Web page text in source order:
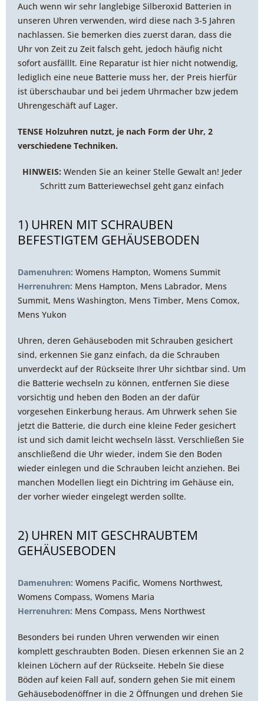
Auch wenn wir sehr langlebige Silberoxid Batterien in
unseren Uhren verwenden, wird diese nach 3-5 Jahren
nachlassen. Sie bemerken dies zuerst daran, dass die
Uhr von Zeit zu Zeit falsch geht, jedoch häufig nicht
sofort ausfälllt. Eine Reparatur ist hier nicht notwendig,
lediglich eine neue Batterie muss her, der Preis hierfür
ist überschaubar und bei jedem Uhrmacher bzw jedem
Uhrengeschäft auf Lager.
TENSE Holzuhren nutzt, je nach Form der Uhr, 2
verschiedene Techniken.
HINWEIS: Wenden Sie an keiner Stelle Gewalt an! Jeder
Schritt zum Batteriewechsel geht ganz einfach
1) UHREN MIT SCHRAUBEN
BEFESTIGTEM GEHÄUSEBODEN
Damenuhren: Womens Hampton, Womens Summit
Herrenuhren: Mens Hampton, Mens Labrador, Mens
Summit, Mens Washington, Mens Timber, Mens Comox,
Mens Yukon
Uhren, deren Gehäuseboden mit Schrauben gesichert
sind, erkennen Sie ganz einfach, da die Schrauben
unverdeckt auf der Rückseite Ihrer Uhr sichtbar sind. Um
die Batterie wechseln zu können, entfernen Sie diese
vorsichtig und heben den Boden an der dafür
vorgesehen Einkerbung heraus. Am Uhrwerk sehen Sie
jetzt die Batterie, die durch eine kleine Feder gesichert
ist und sich damit leicht wechseln lässt. Verschließen Sie
anschließend die Uhr wieder, indem Sie den Boden
wieder einlegen und die Schrauben leicht anziehen. Bei
manchen Modellen liegt ein Dichtring im Gehäuse ein,
der vorher wieder eingelegt werden sollte.
2) UHREN MIT GESCHRAUBTEM
GEHÄUSEBODEN
Damenuhren: Womens Pacific, Womens Northwest,
Womens Compass, Womens Maria
Herrenuhren: Mens Compass, Mens Northwest
Besonders bei runden Uhren verwenden wir einen
komplett geschraubten Boden. Diesen erkennen Sie an 2
kleinen Löchern auf der Rückseite. Hebeln Sie diese
Böden auf keien Fall auf, sondern gehen Sie mit einem
Gehäusebodenöffner in die 2 Öffnungen und drehen Sie